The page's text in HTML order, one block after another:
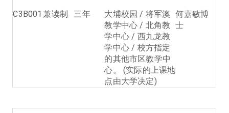
C3B001 兼读制 三年
大埔校园 / 将军澳
教学中心 / 北角教
学中心 / 西九龙教
学中心 / 校方指定
的其他市区教学中
心。 (实际的上课地
点由大学决定)
何嘉敏博
士